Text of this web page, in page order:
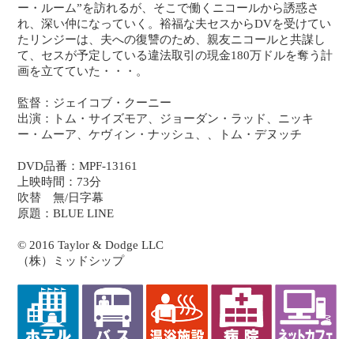
ー・ルーム”を訪れるが、そこで働くニコールから誘惑さ
れ、深い仲になっていく。裕福な夫セスからDVを受けてい
たリンジーは、夫への復讐のため、親友ニコールと共謀し
て、セスが予定している違法取引の現金180万ドルを奪う計
画を立てていた・・・。
監督：ジェイコブ・クーニー
出演：トム・サイズモア、ジョーダン・ラッド、ニッキ
ー・ムーア、ケヴィン・ナッシュ、、トム・デヌッチ
DVD品番：MPF-13161
上映時間：73分
吹替 無/日字幕
原題：BLUE LINE
© 2016 Taylor & Dodge LLC
（株）ミッドシップ